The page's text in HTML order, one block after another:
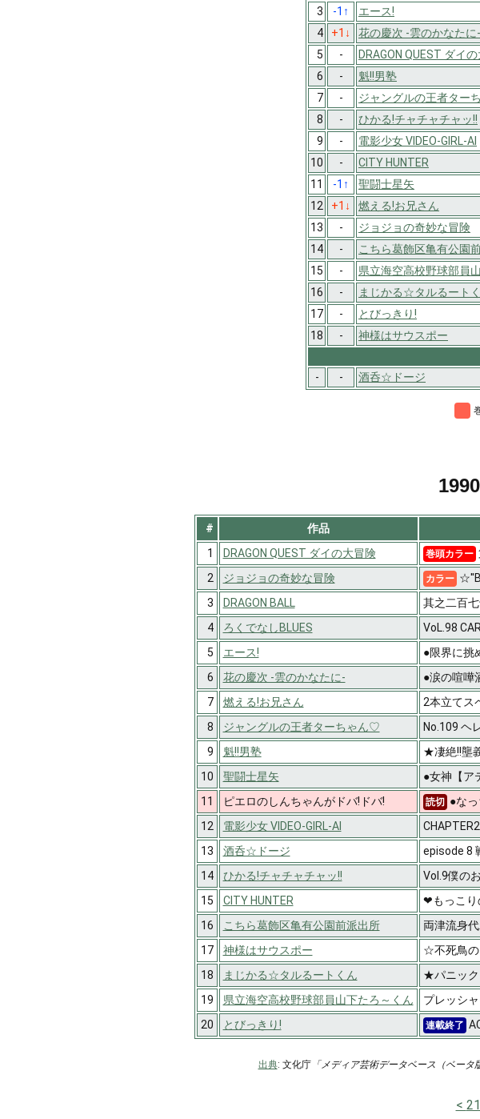
3
-1 ↑ エース!
4
+1 ↓ 花の慶次 -雲のかなたに-
5
- DRAGON QUEST ダイ
6
- 魁!!男塾
7
- ジャングルの王者ター
8
- ひかる!チャチャチャッ!!
9
- 電影少女 VIDEO-GIRL-AI
10
- CITY HUNTER
11
-1 ↑ 聖闘士星矢
12
+1 ↓ 燃える!お兄さん
13
- ジョジョの奇妙な冒険
14
- こちら葛飾区亀有公園
15
- 県立海空高校野球部員
16
- まじかる☆タルるート
17
- とびっきり!
18
- 神様はサウスポー
-
- 酒呑☆ドージ
# 作品
1
DRAGON QUEST ダイの大冒険 巻頭カラー
2
ジョジョの奇妙な冒険 カラー
3
DRAGON BALL
其之二百
4
ろくでなしBLUES
VoL.98
5
エース!
●限界に挑
6
花の慶次 -雲のかなたに-
●涙の喧嘩
7
燃える!お兄さん
2本立て
8
ジャングルの王者ターちゃん♡
No.109 ヘ
9
魁!!男塾
★凄絶!!壟
10
聖闘士星矢
●女神【ア
11
ピエロのしんちゃんがドバ!ドバ! 読切 ●な
12
電影少女 VIDEO-GIRL-AI
13
酒呑☆ドージ
episode 8
14
ひかる!チャチャチャッ!!
Vol.9僕の
15
CITY HUNTER
❤もっこり
16
こちら葛飾区亀有公園前派出所
両津流身
17
神様はサウスポー
☆不死鳥の
18
まじかる☆タルるートくん
★パニック
19
県立海空高校野球部員山下たろ～くん
プレッシ
20
とびっきり! 連載終了
出典: 文化庁「メディア芸術データベース（ベータ